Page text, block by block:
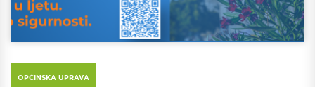
OPĆINSKA UPRAVA